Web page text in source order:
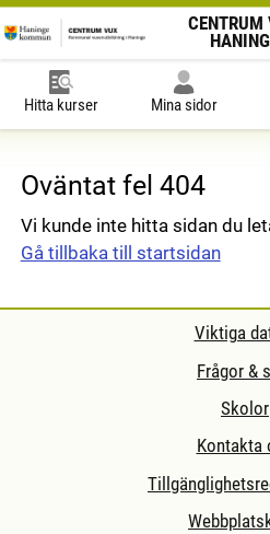
CENTRUM
Hitta kurser Mina sidor
Oväntat fel 404
Vi kunde inte hitta sidan du
Gå tillbaka till startsidan
Viktiga
Frågor &
Skolor
Kontakta